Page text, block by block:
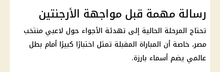
رسالة مهمة قبل مواجهة الأرجنتين
تحتاج المرحلة الحالية إلى تهدئة الأجواء حول لاعبي منتخب
مصر، خاصة أن المباراة المقبلة تمثل اختبارًا كبيرًا أمام بطل
عالمي يضم أسماء بارزة.